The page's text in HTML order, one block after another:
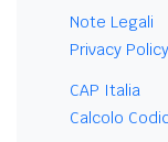
Note Legali
Privacy Policy
CAP Italia
Calcolo